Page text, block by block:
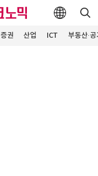
증권 산업 ICT 부동산·